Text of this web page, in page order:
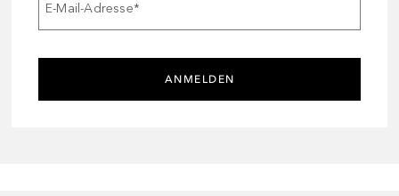
E-Mail-Adresse*
ANMELDEN